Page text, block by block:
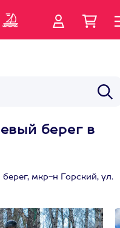
берег в
мкр-н Горский, ул.